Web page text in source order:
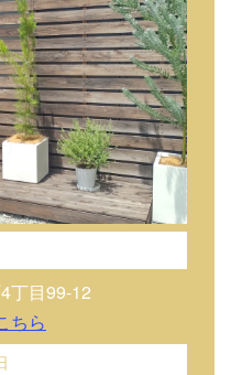
丁目99-12
ちら